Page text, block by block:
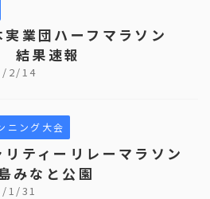
実業団ハーフマラソン
果速報
2/14
ニング大会
リティーリレーマラソン
みなと公園
1/31